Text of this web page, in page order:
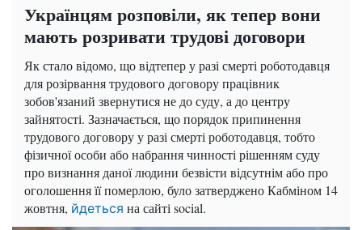
Українцям розповіли, як тепер вони
мають розривати трудові договори
Як стало відомо, що відтепер у разі смерті роботодавця
для розірвання трудового договору працівник
зобов'язаний звернутися не до суду, а до центру
зайнятості. Зазначається, що порядок припинення
трудового договору у разі смерті роботодавця, тобто
фізичної особи або набрання чинності рішенням суду
про визнання даної людини безвісти відсутнім або про
оголошення її померлою, було затверджено Кабміном 14
жовтня, йдеться на сайті social.